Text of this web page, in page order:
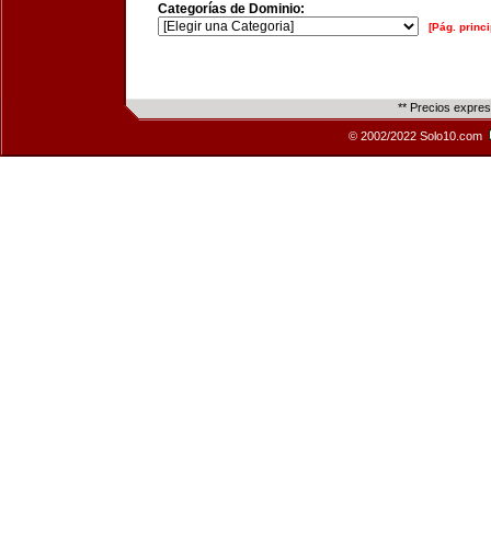
Categorías de Dominio:
[Pág.
** Precios
© 2002/2022 Solo10.com